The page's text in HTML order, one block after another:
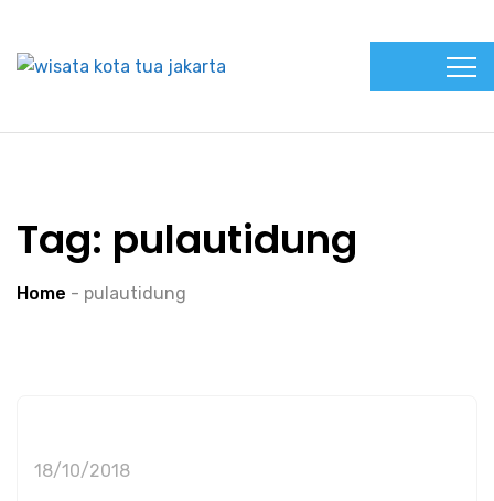
Tag: pulautidung
Home - pulautidung
18/10/2018